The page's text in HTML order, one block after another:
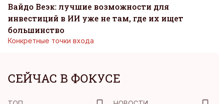
Вайдо Веэк: лучшие возможности для
инвестиций в ИИ уже не там, где их ищет
большинство
Конкретные точки входа
СЕЙЧАС В ФОКУСЕ